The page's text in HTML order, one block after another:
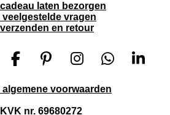
cadeau laten bezorgen
veelgestelde vragen
verzenden en retour
F
c
e
P
n
t
I
s
t
W
a
L
algemene voorwaarden
KVK nr. 69680272